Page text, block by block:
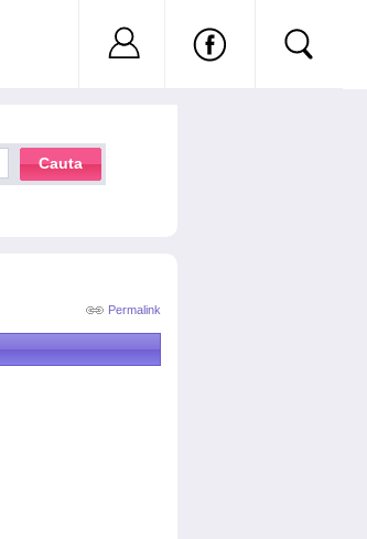
Permalink
Cauta
Nu ai cont?